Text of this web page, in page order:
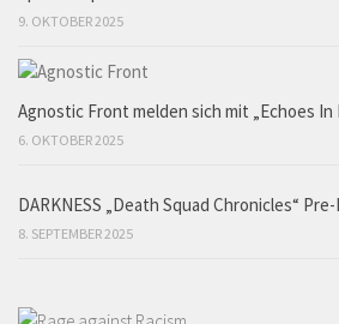
9. OKTOBER 2025
Agnostic Front melden sich mit „Echoes
6. OKTOBER 2025
DARKNESS „Death Squad Chronicles“
8. SEPTEMBER 2025